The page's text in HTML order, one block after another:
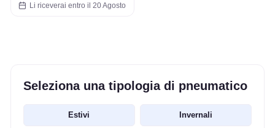
Li riceverai entro il 20 Agosto
Seleziona una tipologia di pneumatico
Estivi Invernali